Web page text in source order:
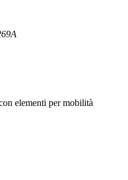
elementi per mobilità